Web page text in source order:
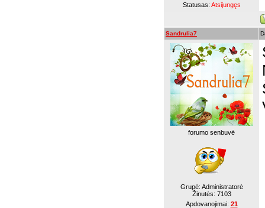
Statusas: Atsijungęs
Sandrulia7
forumo senbuvė
Grupė: Administratorė
Žinutės: 7103
Apdovanojimai: 21